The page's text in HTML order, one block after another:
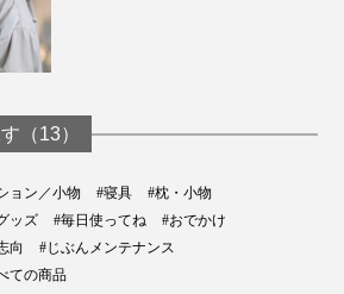
（13）
ョン／小物 #寝具
#枕・小物
ッズ #毎日使ってね
#おでかけ
向
#じぶんメンテナンス
ての商品